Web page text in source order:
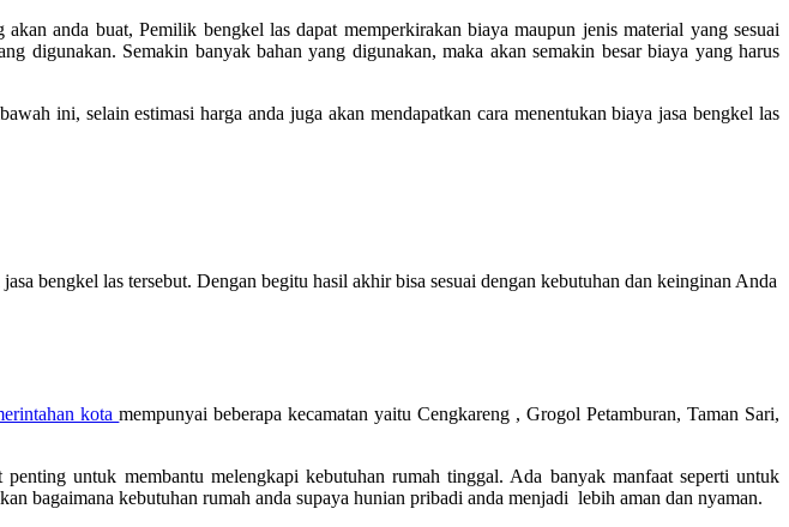
anda buat, Pemilik bengkel las dapat memperkirakan biaya maupun jenis material yang sesuai
digunakan. Semakin banyak bahan yang digunakan, maka akan semakin besar biaya yang harus
ini, selain estimasi harga anda juga akan mendapatkan cara menentukan biaya jasa bengkel las
bengkel las tersebut. Dengan begitu hasil akhir bisa sesuai dengan kebutuhan dan keinginan Anda
kotamempunyai beberapa kecamatan yaitu Cengkareng , Grogol Petamburan, Taman Sari,
untuk membantu melengkapi kebutuhan rumah tinggal. Ada banyak manfaat seperti untuk
bagaimana kebutuhan rumah anda supaya hunian pribadi anda menjadi lebih aman dan nyaman.